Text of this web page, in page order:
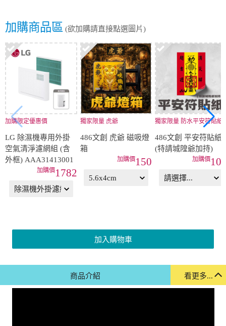
加購商品區 (欲加購請直接點選圖片)
加購限定優惠價
LG 除濕機專用外掛
空氣清淨濾網組 (含
外框) AAA31413001
1782
獨家限量 虎爺
486文創 虎爺 磁吸燈
箱
150
獨家限量 防水平安符貼紙
486文創 平安符貼紙
(特請城隍爺加持)
加入購物車
看更多...
商品介紹